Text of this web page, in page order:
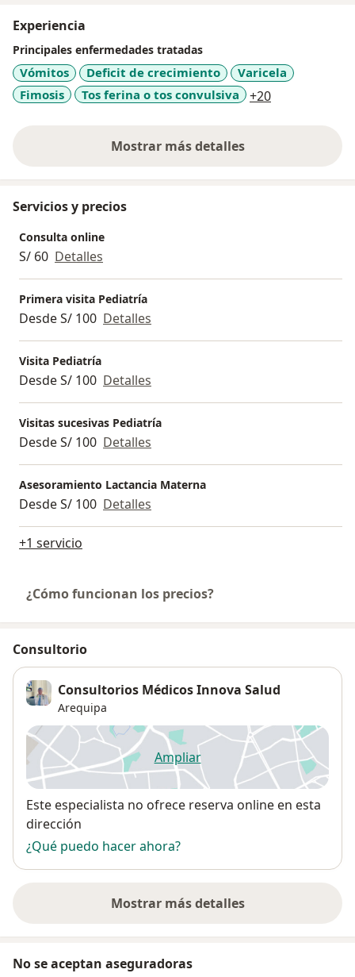
Experiencia
Principales enfermedades tratadas
Vómitos Deficit de crecimiento
Varicela
Fimosis
Tos ferina o tos convulsiva +20
Mostrar más detalles
sobre la experiencia
Servicios y precios
Consulta online
S/ 60 Detalles
Primera visita Pediatría
Desde S/ 100 Detalles
Visita Pediatría
Desde S/ 100 Detalles
Visitas sucesivas Pediatría
Desde S/ 100 Detalles
Asesoramiento Lactancia Materna
Desde S/ 100 Detalles
+1 servicio
¿Cómo funcionan los precios?
Consultorio
Consultorios Médicos Innova Salud
Arequipa
Ampliarse abre en una nueva
Disponibilidad
Este especialista no ofrece reserva online en esta
dirección
¿Qué puedo hacer ahora?
Mostrar más detalles
sobre la dirección
No se aceptan aseguradoras